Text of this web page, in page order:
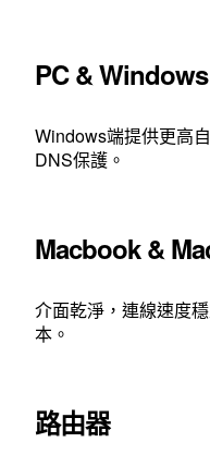
PC & Windows
Windows端提供更高
DNS保護。
Macbook &
介面乾淨，連線速度
本。
路由器